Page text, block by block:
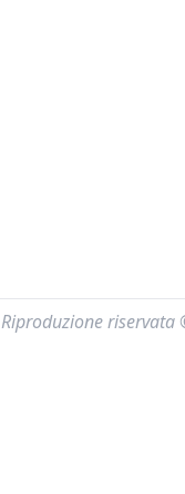
Riproduzione riservata